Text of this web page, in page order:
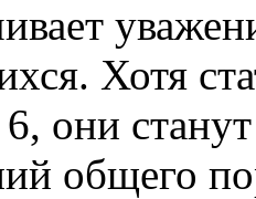
Хотя
6, они
общего